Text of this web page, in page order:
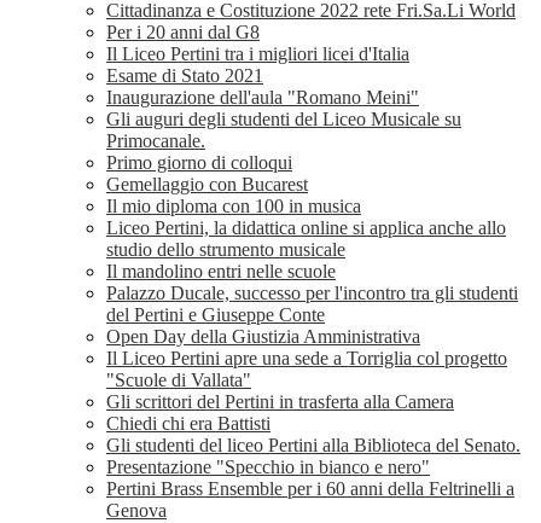
Cittadinanza e Costituzione 2022 rete Fri.Sa.Li World
Per i 20 anni dal G8
Il Liceo Pertini tra i migliori licei d'Italia
Esame di Stato 2021
Inaugurazione dell'aula "Romano Meini"
Gli auguri degli studenti del Liceo Musicale su
Primocanale.
Primo giorno di colloqui
Gemellaggio con Bucarest
Il mio diploma con 100 in musica
Liceo Pertini, la didattica online si applica anche allo
studio dello strumento musicale
Il mandolino entri nelle scuole
Palazzo Ducale, successo per l'incontro tra gli studenti
del Pertini e Giuseppe Conte
Open Day della Giustizia Amministrativa
Il Liceo Pertini apre una sede a Torriglia col progetto
"Scuole di Vallata"
Gli scrittori del Pertini in trasferta alla Camera
Chiedi chi era Battisti
Gli studenti del liceo Pertini alla Biblioteca del Senato.
Presentazione "Specchio in bianco e nero"
Pertini Brass Ensemble per i 60 anni della Feltrinelli a
Genova